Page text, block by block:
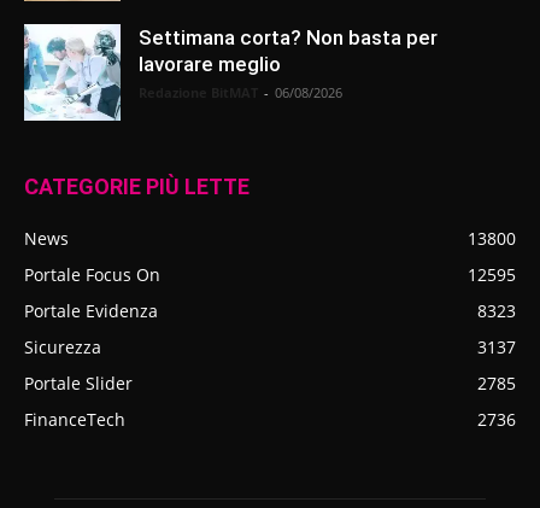
Settimana corta? Non basta per
lavorare meglio
- 06/08/2026
CATEGORIE PIÙ LETTE
News
13800
Portale Focus On
12595
Portale Evidenza
8323
Sicurezza
3137
Portale Slider
2785
FinanceTech
2736